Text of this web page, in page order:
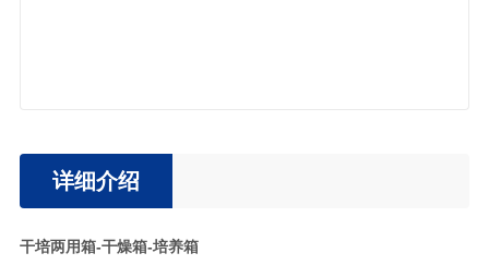
详细介绍
干培两用箱-干燥箱-培养箱